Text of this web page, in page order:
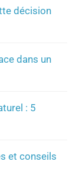
décision
dans un
: 5
et conseils